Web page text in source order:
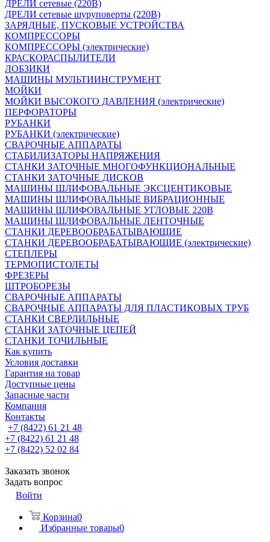
ДРЕЛИ сетевые (220В)
ДРЕЛИ сетевые шуруповерты (220В)
ЗАРЯДНЫЕ, ПУСКОВЫЕ УСТРОЙСТВА
КОМПРЕССОРЫ
КОМПРЕССОРЫ (электрические)
КРАСКОРАСПЫЛИТЕЛИ
ЛОБЗИКИ
МАШИНЫ МУЛЬТИИНСТРУМЕНТ
МОЙКИ
МОЙКИ ВЫСОКОГО ДАВЛЕНИЯ (электрические)
ПЕРФОРАТОРЫ
РУБАНКИ
РУБАНКИ (электрические)
СВАРОЧНЫЕ АППАРАТЫ
СТАБИЛИЗАТОРЫ НАПРЯЖЕНИЯ
СТАНКИ ЗАТОЧНЫЕ МНОГОФУНКЦИОНАЛЬНЫЕ
СТАНКИ ЗАТОЧНЫЕ ДИСКОВ
МАШИНЫ ШЛИФОВАЛЬНЫЕ ЭКСЦЕНТИКОВЫЕ
МАШИНЫ ШЛИФОВАЛЬНЫЕ ВИБРАЦИОННЫЕ
МАШИНЫ ШЛИФОВАЛЬНЫЕ УГЛОВЫЕ 220В
МАШИНЫ ШЛИФОВАЛЬНЫЕ ЛЕНТОЧНЫЕ
СТАНКИ ДЕРЕВООБРАБАТЫВАЮЩИЕ
СТАНКИ ДЕРЕВООБРАБАТЫВАЮЩИЕ (электрические)
СТЕПЛЕРЫ
ТЕРМОПИСТОЛЕТЫ
ФРЕЗЕРЫ
ШТРОБОРЕЗЫ
СВАРОЧНЫЕ АППАРАТЫ
СВАРОЧНЫЕ АППАРАТЫ ДЛЯ ПЛАСТИКОВЫХ ТРУБ
СТАНКИ СВЕРЛИЛЬНЫЕ
СТАНКИ ЗАТОЧНЫЕ ЦЕПЕЙ
СТАНКИ ТОЧИЛЬНЫЕ
Как купить
Условия доставки
Гарантия на товар
Доступные цены
Запасные части
Компания
Контакты
+7 (8422) 61 21 48
+7 (8422) 61 21 48
+7 (8422) 52 02 84
Заказать звонок
Задать вопрос
Войти
Корзина0
Избранные товары0